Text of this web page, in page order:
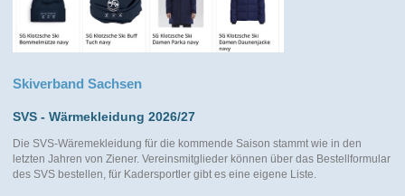
Skiverband Sachsen
SVS - Wärmekleidung 2026/27
Die SVS-Wäremekleidung für die kommende Saison stammt wie in den
letzten Jahren von Ziener. Vereinsmitglieder können über das Bestellformular
des SVS bestellen, für Kadersportler gibt es eine eigene Liste.